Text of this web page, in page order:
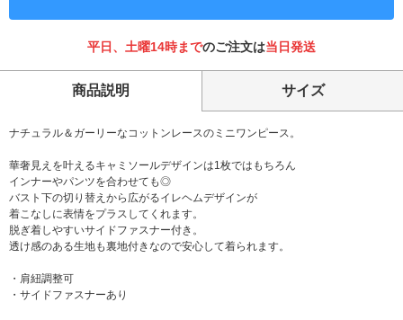
平日、土曜14時までのご注文は当日発送
商品説明 サイズ
ナチュラル＆ガーリーなコットンレースのミニワンピース。
華奢見えを叶えるキャミソールデザインは1枚ではもちろん
インナーやパンツを合わせても◎
バスト下の切り替えから広がるイレヘムデザインが
着こなしに表情をプラスしてくれます。
脱ぎ着しやすいサイドファスナー付き。
透け感のある生地も裏地付きなので安心して着られます。
・肩紐調整可
・サイドファスナーあり